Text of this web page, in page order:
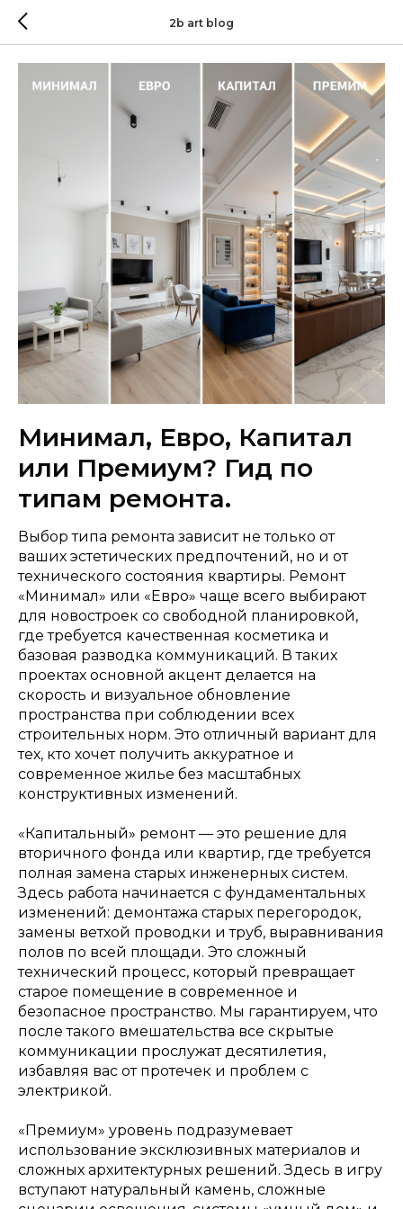
2b art blog
Минимал, Евро, Капитал
или Премиум? Гид по
типам ремонта.
Выбор типа ремонта зависит не только от
ваших эстетических предпочтений, но и от
технического состояния квартиры. Ремонт
«Минимал» или «Евро» чаще всего выбирают
для новостроек со свободной планировкой,
где требуется качественная косметика и
базовая разводка коммуникаций. В таких
проектах основной акцент делается на
скорость и визуальное обновление
пространства при соблюдении всех
строительных норм. Это отличный вариант для
тех, кто хочет получить аккуратное и
современное жилье без масштабных
конструктивных изменений.
«Капитальный» ремонт — это решение для
вторичного фонда или квартир, где требуется
полная замена старых инженерных систем.
Здесь работа начинается с фундаментальных
изменений: демонтажа старых перегородок,
замены ветхой проводки и труб, выравнивания
полов по всей площади. Это сложный
технический процесс, который превращает
старое помещение в современное и
безопасное пространство. Мы гарантируем, что
после такого вмешательства все скрытые
коммуникации прослужат десятилетия,
избавляя вас от протечек и проблем с
электрикой.
«Премиум» уровень подразумевает
использование эксклюзивных материалов и
сложных архитектурных решений. Здесь в игру
вступают натуральный камень, сложные